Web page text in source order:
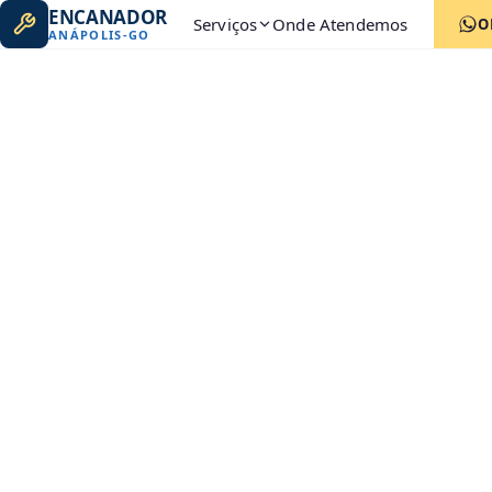
ENCANADOR
ANÁPOLIS-GO Serviços Onde Atendemos